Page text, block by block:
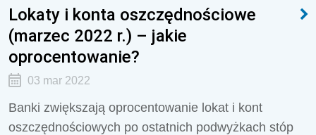
Lokaty i konta oszczędnościowe
(marzec 2022 r.) – jakie
oprocentowanie?
03 mar 2022
Banki zwiększają oprocentowanie lokat i kont
oszczędnościowych po ostatnich podwyżkach stóp